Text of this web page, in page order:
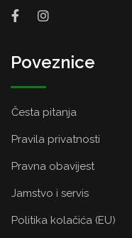
Poveznice
Česta pitanja
Pravila privatnosti
Pravna obavijest
Jamstvo i servis
Politika kolačića (EU)